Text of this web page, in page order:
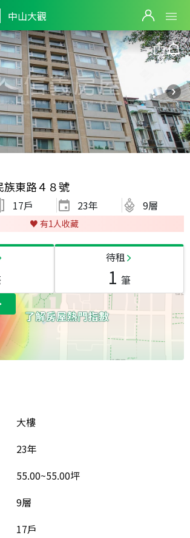
中山大觀
族東路４８號
17戶 23年 9層
♥️ 有1 人收藏
待租
1 筆
大樓
23年
55.00~55.00坪
9層
17戶